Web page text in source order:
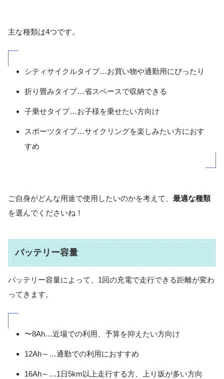
主な種類は4つです。
シティサイクルタイプ…お買い物や通勤用にぴったり
折り畳みタイプ…省スペースで収納できる
子乗せタイプ…お子様を乗せたい方向け
スポーツタイプ…サイクリングを楽しみたい方におす
すめ
ご自身がどんな用途で使用したいのかを考えて、 最適な種類
を選んでくださいね！
バッテリー容量
バッテリー容量によって、1回の充電で走行できる距離が変わ
ってきます。
〜8Ah…近場での利用、予算を抑えたい方向け
12Ah～…通勤での利用におすすめ
16Ah～…1日5km以上走行する方、上り坂が多い方向